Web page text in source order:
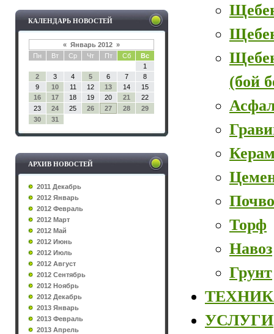
КАЛЕНДАРЬ НОВОСТЕЙ
« Январь 2012 »
Пн
Вт Ср Чт Пт Сб
Вс
1
2
3 4 5 6 7
8
9
10 11 12 13 14
15
16
17 18 19 20 21
22
23
24 25 26 27 28
29
30
31
АРХИВ НОВОСТЕЙ
2011 Декабрь
2012 Январь
2012 Февраль
2012 Март
2012 Май
2012 Июнь
2012 Июль
2012 Август
2012 Сентябрь
2012 Ноябрь
2012 Декабрь
2013 Январь
2013 Февраль
2013 Апрель
(бой
Торф
Навоз
Грунт
УСЛУГИ